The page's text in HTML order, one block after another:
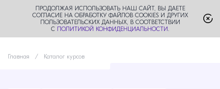
ПРОДОЛЖАЯ ИСПОЛЬЗОВАТЬ НАШ САЙТ, ВЫ ДАЕТЕ
СОГЛАСИЕ НА ОБРАБОТКУ ФАЙЛОВ COOKIES И ДРУГИХ
ПОЛЬЗОВАТЕЛЬСКИХ ДАННЫХ, В СООТВЕТСТВИИ
С ПОЛИТИКОЙ КОНФИДЕНЦИАЛЬНОСТИ .
Главная Каталог курсов